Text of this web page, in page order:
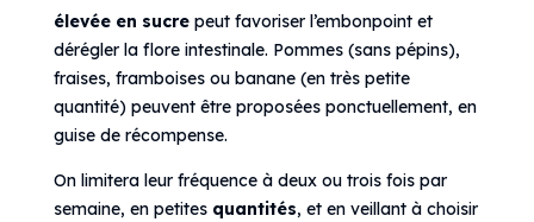
élevée en sucrepeut favoriser l’embonpoint et
dérégler la flore intestinale. Pommes (sans pépins),
fraises, framboises ou banane (en très petite
quantité) peuvent être proposées ponctuellement, en
guise de récompense.
On limitera leur fréquence à deux ou trois fois par
semaine, en petites quantités, et en veillant à choisir